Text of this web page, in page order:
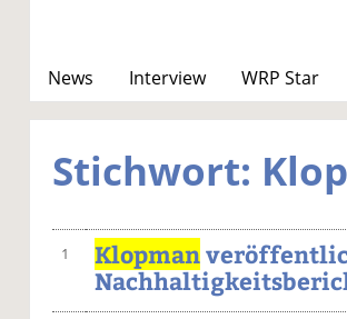
News Interview WRP Star
Stichwort:
1 Klopman